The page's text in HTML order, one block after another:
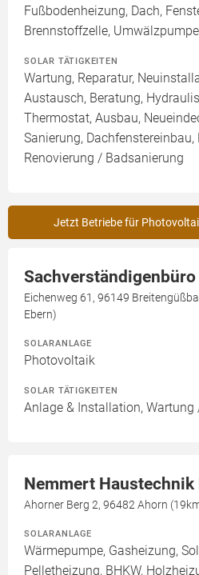
Fußbodenheizung, Dach,
Brennstoffzelle, Umwälzpumpe
SOLAR TÄTIGKEITEN
Wartung, Reparatur,
Austausch, Beratung,
Thermostat, Ausbau,
Sanierung, Dachfenstereinbau,
Renovierung / Badsanierung
Jetzt Betriebe für
Eichenweg 61, 96149
Ebern)
SOLARANLAGE
Photovoltaik
SOLAR TÄTIGKEITEN
Anlage & Installation, Wartung
Nemmert Haustechnik
Ahorner Berg 2, 96482 Ahorn
SOLARANLAGE
Wärmepumpe, Gasheizung,
Pelletheizung, BHKW,